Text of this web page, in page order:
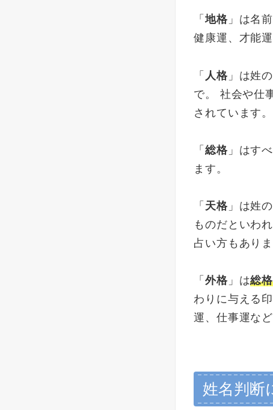
「地格」は名
健康運、才能
「 人格」は姓
で。 社会や仕
されています。
「 総格」はす
ます。
「 天格」は姓
ものだといわ
占い方もあり
「 外格」は総
わりに与える
運、仕事運な
姓名判断